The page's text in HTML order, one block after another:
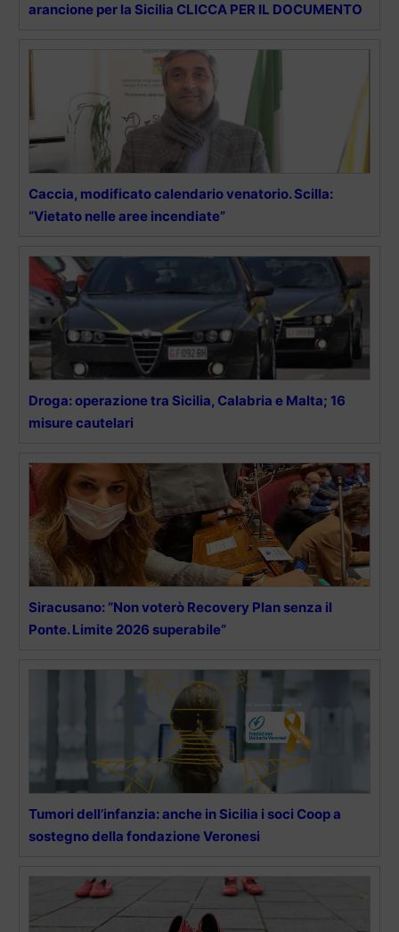
arancione per la Sicilia CLICCA PER IL DOCUMENTO
Caccia, modificato calendario venatorio. Scilla:
“Vietato nelle aree incendiate”
Droga: operazione tra Sicilia, Calabria e Malta; 16
misure cautelari
Siracusano: “Non voterò Recovery Plan senza il
Ponte. Limite 2026 superabile”
Tumori dell’infanzia: anche in Sicilia i soci Coop a
sostegno della fondazione Veronesi